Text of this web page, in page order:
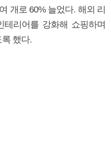
개로 60% 늘었다. 해외 리
테리어를 강화해 쇼핑하며
했다.